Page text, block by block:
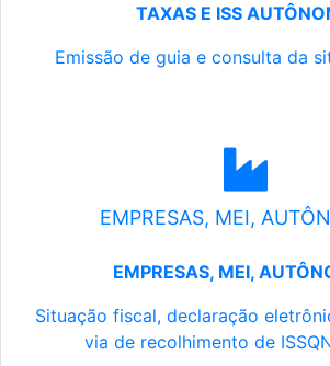
TAXAS E ISS
Emissão de guia e consulta da
EMPRESAS, MEI,
EMPRESAS, MEI,
Situação fiscal, declaração
via de recolhimento de